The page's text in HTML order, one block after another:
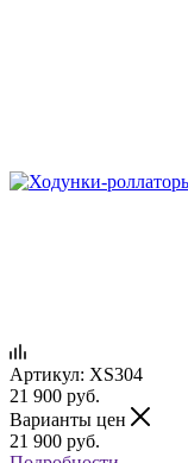
Артикул: XS304
21 900 руб.
Варианты цен
21 900 руб.